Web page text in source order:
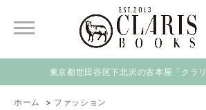
東京都世田谷区下北沢の古本屋「クラ
ホーム > ファッション